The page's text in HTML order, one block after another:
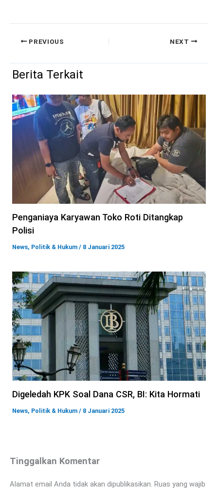
PREVIOUS NEXT
Berita Terkait
Penganiaya Karyawan Toko Roti Ditangkap
Polisi
News, Politik & Hukum / 8 Januari 2025
Digeledah KPK Soal Dana CSR, BI: Kita Hormati
News, Politik & Hukum / 8 Januari 2025
Tinggalkan Komentar
Alamat email Anda tidak akan dipublikasikan. Ruas yang wajib